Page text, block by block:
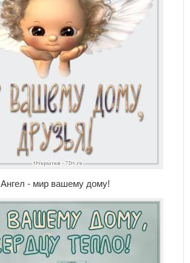
Ангел - мир вашему дому!